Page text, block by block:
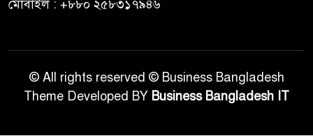
মোবাইল : +৮৮০ ২৫৮৩১৭৯৪৬
© All rights reserved © Business Bangladesh
Theme Developed BY Business Bangladesh IT